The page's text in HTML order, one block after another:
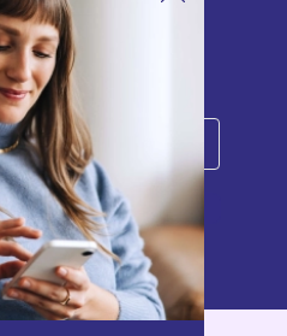
ühtegi pakkumist vahele.
leiate meie